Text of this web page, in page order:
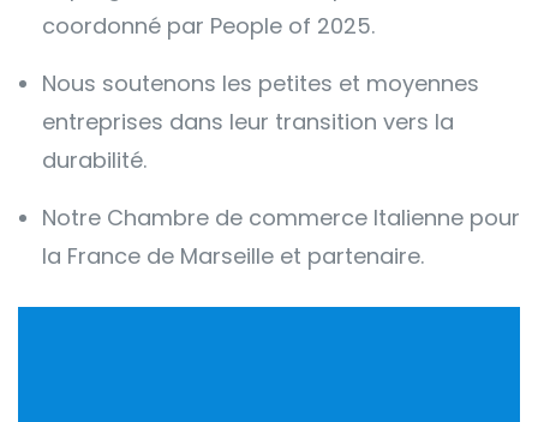
coordonné par People of 2025.
Nous soutenons les petites et moyennes
entreprises dans leur transition vers la
durabilité.
Notre Chambre de commerce Italienne pour
la France de Marseille et partenaire.